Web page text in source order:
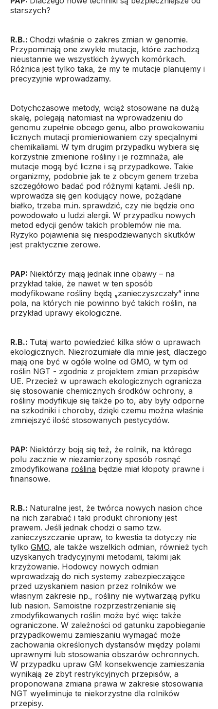
starszych?
R.B.: Chodzi właśnie o zakres zmian w genomie.
Przypominają one zwykłe mutacje, które zachodzą
nieustannie we wszystkich żywych komórkach.
Różnica jest tylko taka, że my te mutacje planujemy i
precyzyjnie wprowadzamy.
Dotychczasowe metody, wciąż stosowane na dużą
skalę, polegają natomiast na wprowadzeniu do
genomu zupełnie obcego genu, albo prowokowaniu
licznych mutacji promieniowaniem czy specjalnymi
chemikaliami. W tym drugim przypadku wybiera się
korzystnie zmienione rośliny i je rozmnaża, ale
mutacje mogą być liczne i są przypadkowe. Takie
organizmy, podobnie jak te z obcym genem trzeba
szczegółowo badać pod różnymi kątami. Jeśli np.
wprowadza się gen kodujący nowe, pożądane
białko, trzeba m.in. sprawdzić, czy nie będzie ono
powodowało u ludzi alergii. W przypadku nowych
metod edycji genów takich problemów nie ma.
Ryzyko pojawienia się niespodziewanych skutków
jest praktycznie zerowe.
PAP: Niektórzy mają jednak inne obawy – na
przykład takie, że nawet w ten sposób
modyfikowane rośliny będą „zanieczyszczały” inne
pola, na których nie powinno być takich roślin, na
przykład uprawy ekologiczne.
R.B.: Tutaj warto powiedzieć kilka słów o uprawach
ekologicznych. Niezrozumiałe dla mnie jest, dlaczego
mają one być w ogóle wolne od GMO, w tym od
roślin NGT - zgodnie z projektem zmian przepisów
UE. Przecież w uprawach ekologicznych ogranicza
się stosowanie chemicznych środków ochrony, a
rośliny modyfikuje się także po to, aby były odporne
na szkodniki i choroby, dzięki czemu można właśnie
zmniejszyć ilość stosowanych pestycydów.
PAP: Niektórzy boją się też, że rolnik, na którego
polu zacznie w niezamierzony sposób rosnąć
zmodyfikowana roślina będzie miał kłopoty prawne i
finansowe.
R.B.: Naturalne jest, że twórca nowych nasion chce
na nich zarabiać i taki produkt chroniony jest
prawem. Jeśli jednak chodzi o samo tzw.
zanieczyszczanie upraw, to kwestia ta dotyczy nie
tylko GMO, ale także wszelkich odmian, również tych
uzyskanych tradycyjnymi metodami, takimi jak
krzyżowanie. Hodowcy nowych odmian
wprowadzają do nich systemy zabezpieczające
przed uzyskaniem nasion przez rolników we
własnym zakresie np., rośliny nie wytwarzają pyłku
lub nasion. Samoistne rozprzestrzenianie się
zmodyfikowanych roślin może być więc także
ograniczone. W zależności od gatunku zapobieganie
przypadkowemu zamieszaniu wymagać może
zachowania określonych dystansów między polami
uprawnymi lub stosowania obszarów ochronnych.
W przypadku upraw GM konsekwencje zamieszania
wynikają ze zbyt restrykcyjnych przepisów, a
proponowana zmiana prawa w zakresie stosowania
NGT wyeliminuje te niekorzystne dla rolników
przepisy.